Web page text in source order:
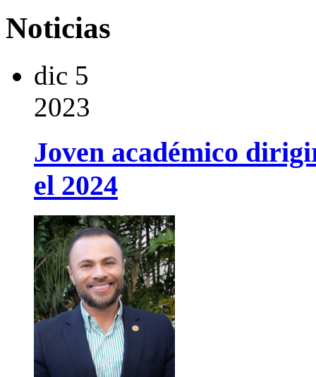
Noticias
dic 5
2023
Joven académico
el 2024